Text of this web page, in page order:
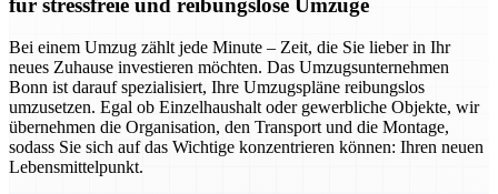
Bei einem Umzug zählt jede Minute – Zeit, die Sie lieber in Ihr
neues Zuhause investieren möchten. Das Umzugsunternehmen
Bonn ist darauf spezialisiert, Ihre Umzugspläne reibungslos
umzusetzen. Egal ob Einzelhaushalt oder gewerbliche Objekte, wir
übernehmen die Organisation, den Transport und die Montage,
sodass Sie sich auf das Wichtige konzentrieren können: Ihren neuen
Lebensmittelpunkt.